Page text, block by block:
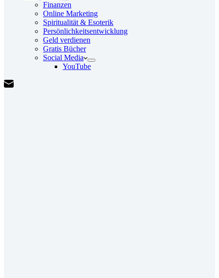
Finanzen
Online Marketing
Spiritualität & Esoterik
Persönlichkeitsentwicklung
Geld verdienen
Gratis Bücher
Social Media
YouTube